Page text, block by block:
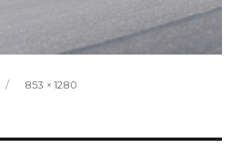
Täissuurus
853 × 1280